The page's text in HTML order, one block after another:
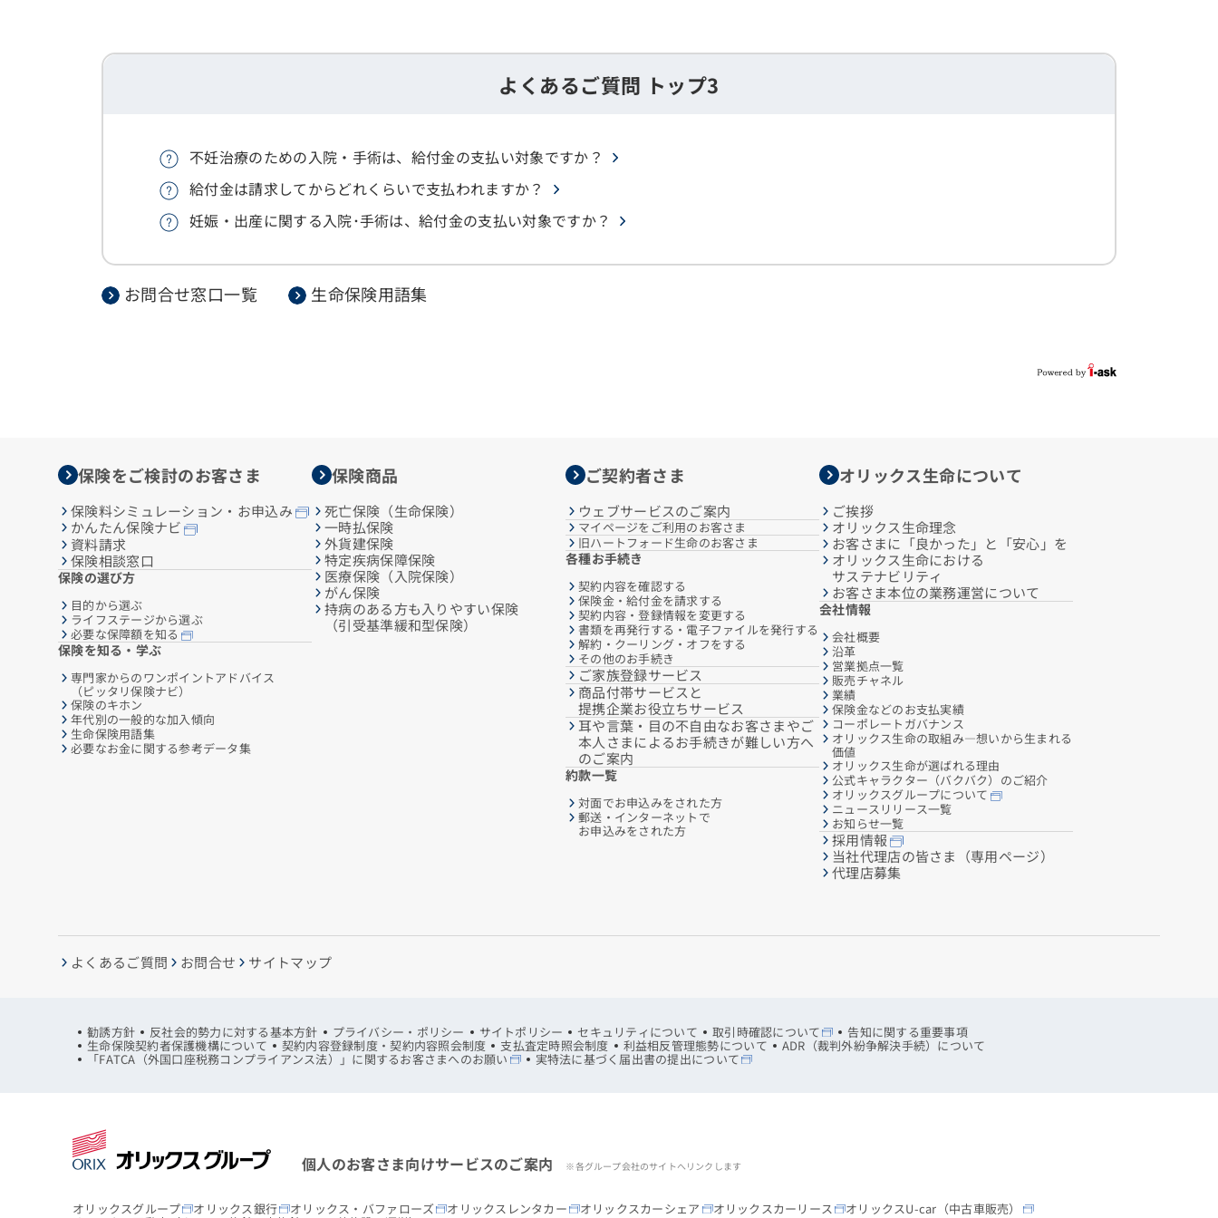
よくあるご質問 トップ3
不妊治療のための入院・手術は、給付金の支払い対象ですか？
給付金は請求してからどれくらいで支払われますか？
妊娠・出産に関する入院･手術は、給付金の支払い対象ですか？
お問合せ窓口一覧 生命保険用語集
保険をご検討のお客さま
保険料シミュレーション・お申込み
かんたん保険ナビ
資料請求
保険相談窓口
保険の選び方
目的から選ぶ
ライフステージから選ぶ
必要な保障額を知る
保険を知る・学ぶ
専門家からのワンポイントアドバイス
（ピッタリ保険ナビ）
保険のキホン
年代別の一般的な加入傾向
生命保険用語集
必要なお金に関する参考データ集
保険商品
死亡保険（生命保険）
一時払保険
外貨建保険
特定疾病保障保険
医療保険（入院保険）
がん保険
持病のある方も入りやすい保険
（引受基準緩和型保険）
ご契約者さま
ウェブサービスのご案内
マイページをご利用のお客さま
旧ハートフォード生命のお客さま
各種お手続き
契約内容を確認する
保険金・給付金を請求する
契約内容・登録情報を変更する
書類を再発行する・電子ファイルを発行する
解約・クーリング・オフをする
その他のお手続き
ご家族登録サービス
商品付帯サービスと
提携企業お役立ちサービス
耳や言葉・目の不自由なお客さまやご
本人さまによるお手続きが難しい方へ
のご案内
約款一覧
対面でお申込みをされた方
郵送・インターネットで
お申込みをされた方
オリックス生命について
ご挨拶
オリックス生命理念
お客さまに「良かった」と「安心」を
オリックス生命における
サステナビリティ
お客さま本位の業務運営について
会社情報
会社概要
沿革
営業拠点一覧
販売チャネル
業績
保険金などのお支払実績
コーポレートガバナンス
オリックス生命の取組み―想いから生まれる
価値
オリックス生命が選ばれる理由
公式キャラクター（バクバク）のご紹介
オリックスグループについて
ニュースリリース一覧
お知らせ一覧
採用情報
当社代理店の皆さま（専用ページ）
代理店募集
よくあるご質問 お問合せ サイトマップ
勧誘方針 反社会的勢力に対する基本方針 プライバシー・ポリシー サイトポリシー セキュリティについて 取引時確認について 告知に関する重要事項
生命保険契約者保護機構について 契約内容登録制度・契約内容照会制度 支払査定時照会制度 利益相反管理態勢について ADR（裁判外紛争解決手続）について
「FATCA（外国口座税務コンプライアンス法）」に関するお客さまへのお願い 実特法に基づく届出書の提出について
個人のお客さま向けサービスのご案内 ※各グループ会社のサイトへリンクします
オリックスグループ オリックス銀行 オリックス・バファローズ オリックスレンタカー オリックスカーシェア オリックスカーリース オリックスU-car（中古車販売）